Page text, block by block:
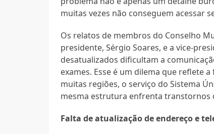
muitas vezes não conseguem acessar
Os relatos de membros do Conselho
presidente, Sérgio Soares, e a vice-
desatualizados dificultam a
exames. Esse é um dilema que reflete
muitas regiões, o serviço do Sistema
mesma estrutura enfrenta transtornos
Falta de atualização de endereço e